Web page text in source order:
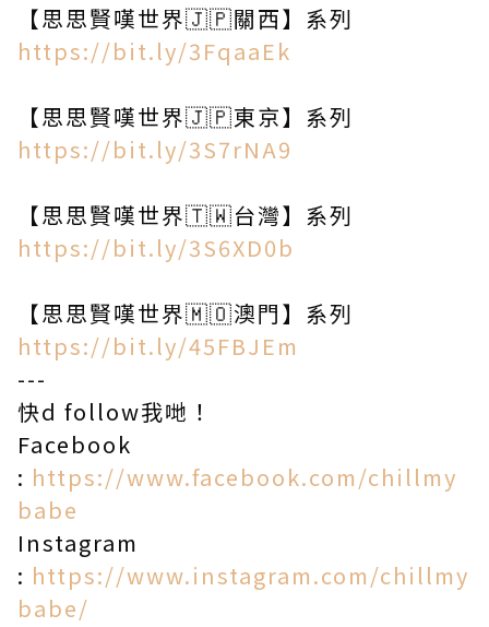
【思思賢嘆世界🇯🇵關西】系列
https://bit.ly/3FqaaEk
【思思賢嘆世界🇯🇵東京】系列
https://bit.ly/3S7rNA9
【思思賢嘆世界🇹🇼台灣】系列
https://bit.ly/3S6XD0b
【思思賢嘆世界🇲🇴澳門】系列
https://bit.ly/45FBJEm
---
快d follow我哋！
Facebook
: https://www.facebook.com/chillmy
babe​
Instagram
: https://www.instagram.com/chillmy
babe/​